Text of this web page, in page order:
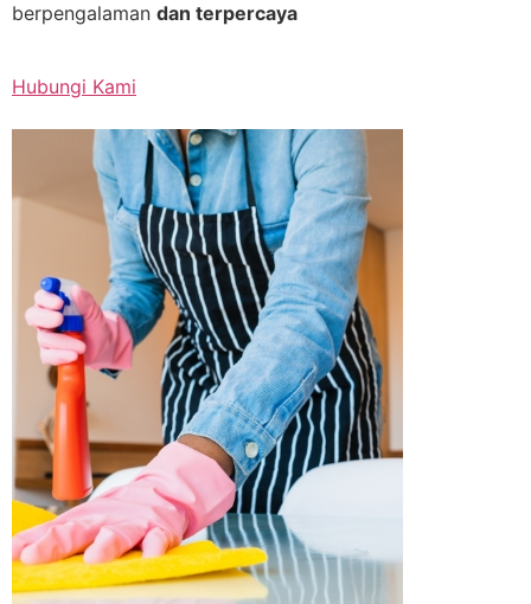
berpengalaman dan terpercaya
Hubungi Kami